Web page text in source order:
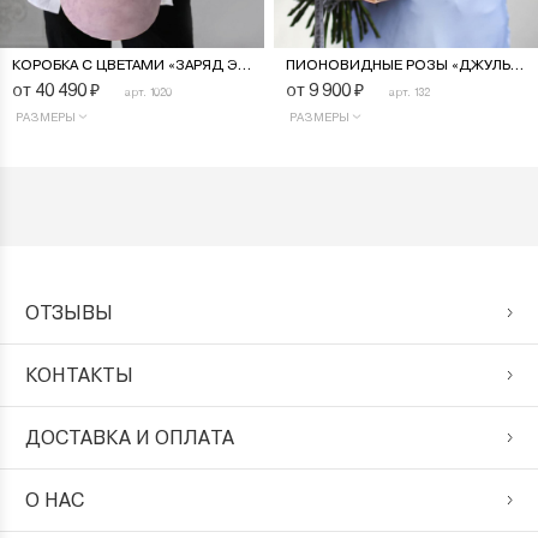
КОРОБКА С ЦВЕТАМИ «ЗАРЯД ЭНЕРГИИ»
от 40 490₽ арт. 1020
РАЗМЕРЫ
ПИОНОВИДНЫЕ РОЗЫ «ДЖУЛЬЕТТА»
от 9 900₽ арт. 132
РАЗМЕРЫ
ОТЗЫВЫ
КОНТАКТЫ
ДОСТАВКА И ОПЛАТА
О НАС